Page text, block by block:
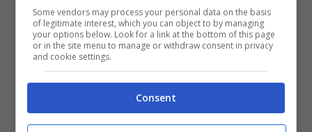
Some vendors may process your personal data on the basis
of legitimate interest, which you can object to by managing
your options below. Look for a link at the bottom of this page
or in the site menu to manage or withdraw consent in privacy
and cookie settings.
Consent